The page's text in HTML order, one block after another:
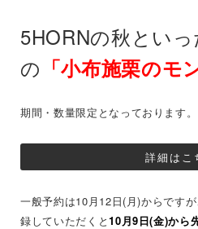
5HORNの秋とい
の 「小布施栗のモ
期間・数量限定となっております。
詳細はこ
一般予約は10月12日(月)からです
録していただくと10月9日(金)から